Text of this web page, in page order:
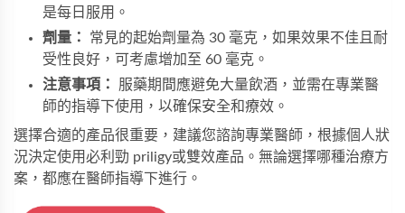
是每日服用。
劑量：
常見的起始劑量為 30 毫克，如果效果不佳且耐
受性良好，可考慮增加至 60 毫克。
注意事項：
服藥期間應避免大量飲酒，並需在專業醫
師的指導下使用，以確保安全和療效。
選擇合適的產品很重要，建議您諮詢專業醫師，根據個人狀
況決定使用必利勁 priligy或雙效產品。無論選擇哪種治療方
案，都應在醫師指導下進行。